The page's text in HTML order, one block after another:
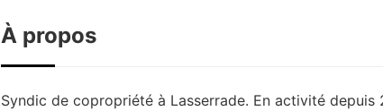
À propos
Syndic de copropriété à Lasserrade. En activité